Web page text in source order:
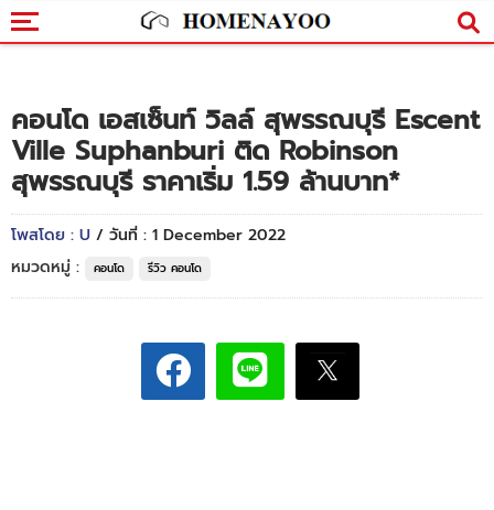
คอนโด เอสเซ็นท์ วิลล์ สุพรรณบุรี Escent
Ville Suphanburi ติด Robinson
สุพรรณบุรี ราคาเริ่ม 1.59 ล้านบาท*
โพสโดย : U / วันที่ : 1 December 2022
หมวดหมู่ :
คอนโด รีวิว คอนโด